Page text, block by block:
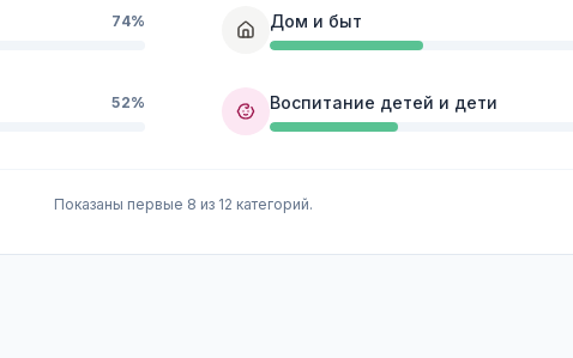
74%
52%
Дом и быт
Воспитание детей и дети
Показаны первые 8 из 12 категорий.